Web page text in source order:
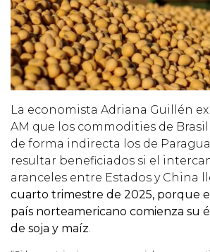
La economista Adriana Guillén
AM que los commodities de
de forma indirecta los de
resultar beneficiados si el
aranceles entre Estados y China
cuarto trimestre de 2025, porque
país norteamericano comienza su
de soja y maíz